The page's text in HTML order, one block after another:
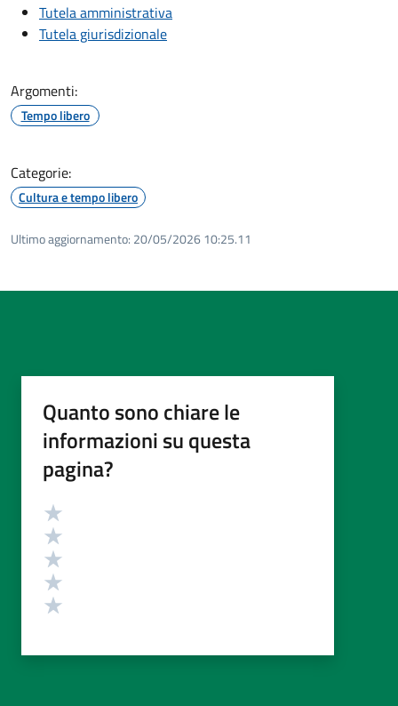
Tutela amministrativa
Tutela giurisdizionale
Argomenti:
Tempo libero
Categorie:
Cultura e tempo libero
Ultimo aggiornamento: 20/05/2026 10:25.11
Quanto sono chiare le
informazioni su questa
pagina?
Valutazione